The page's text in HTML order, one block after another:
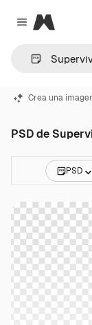
Close menu
Magnific
Crea una
PSD de
PSD